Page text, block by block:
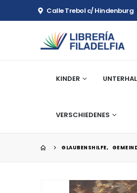
Calle Trebol c/ Hindenburg
KINDER
VERSCHIEDENES
GLAUBENSHILFE,